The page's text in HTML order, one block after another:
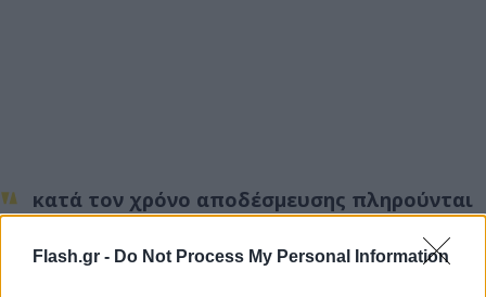
Flash.gr - Do Not Process My Personal Information
κατά τον χρόνο αποδέσμευσης πληρούνται
οι όροι χορήγησης αποδεικτικού
ενημερότητας ή βεβαίωσης οφειλής.